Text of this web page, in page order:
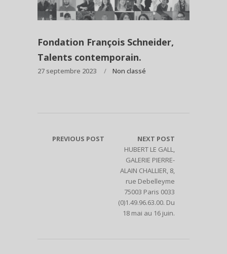
Fondation François Schneider,
Talents contemporain.
27 septembre 2023 Non classé
PREVIOUS POST
NEXT POST
HUBERT LE GALL,
GALERIE PIERRE-
ALAIN CHALLIER, 8,
rue Debelleyme
75003 Paris 0033
(0)1.49.96.63.00. Du
18 mai au 16 juin.